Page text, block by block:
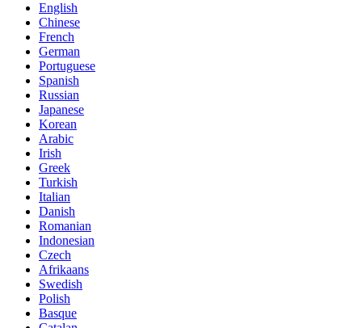
English
Chinese
French
German
Portuguese
Spanish
Russian
Japanese
Korean
Arabic
Irish
Greek
Turkish
Italian
Danish
Romanian
Indonesian
Czech
Afrikaans
Swedish
Polish
Basque